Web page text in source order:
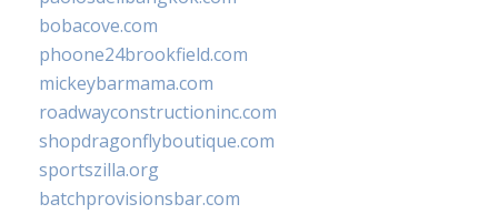
bobacove.com
phoone24brookfield.com
mickeybarmama.com
roadwayconstructioninc.com
shopdragonflyboutique.com
sportszilla.org
batchprovisionsbar.com